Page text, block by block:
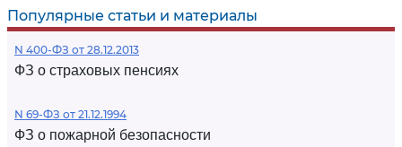
Популярные статьи и материалы
N 400-ФЗ от 28.12.2013
ФЗ о страховых пенсиях
N 69-ФЗ от 21.12.1994
ФЗ о пожарной безопасности